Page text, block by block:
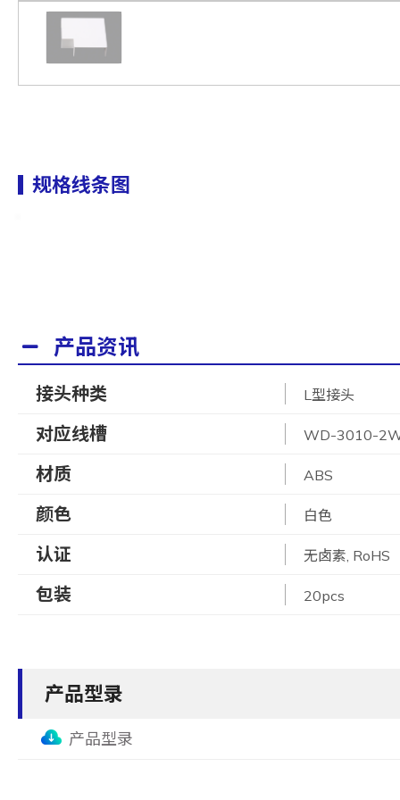
规格线条图
产品资讯
接头种类 L型接头
对应线槽 WD-3010-
材质 ABS
颜色 白色
认证 无卤素, RoHS
包装 20pcs
产品型录
产品型录